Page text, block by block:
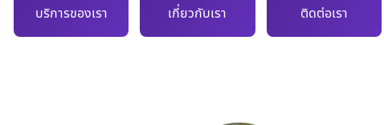
บริการของเรา เกี่ยวกับเรา ติดต่อเรา